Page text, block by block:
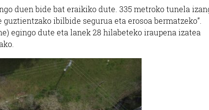
duen bide bat eraikiko dute. 335 metroko tunela
ibilbide segurua eta erosoa bermatzeko”.
egingo dute eta lanek 28 hilabeteko iraupena izatea